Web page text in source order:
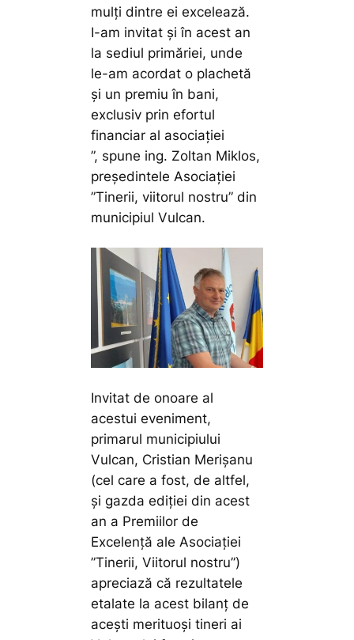
mulți dintre ei excelează.
I-am invitat și în acest an
la sediul primăriei, unde
le-am acordat o plachetă
și un premiu în bani,
exclusiv prin efortul
financiar al asociației
”, spune ing. Zoltan Miklos,
președintele Asociației
”Tinerii, viitorul nostru” din
municipiul Vulcan.
Invitat de onoare al
acestui eveniment,
primarul municipiului
Vulcan, Cristian Merișanu
(cel care a fost, de altfel,
și gazda ediției din acest
an a Premiilor de
Excelență ale Asociației
”Tinerii, Viitorul nostru”)
apreciază că rezultatele
etalate la acest bilanț de
acești merituoși tineri ai